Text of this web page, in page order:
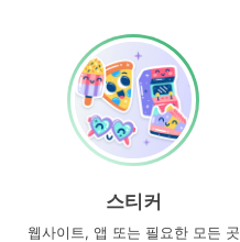
스티커
웹사이트, 앱 또는 필요한 모든 곳